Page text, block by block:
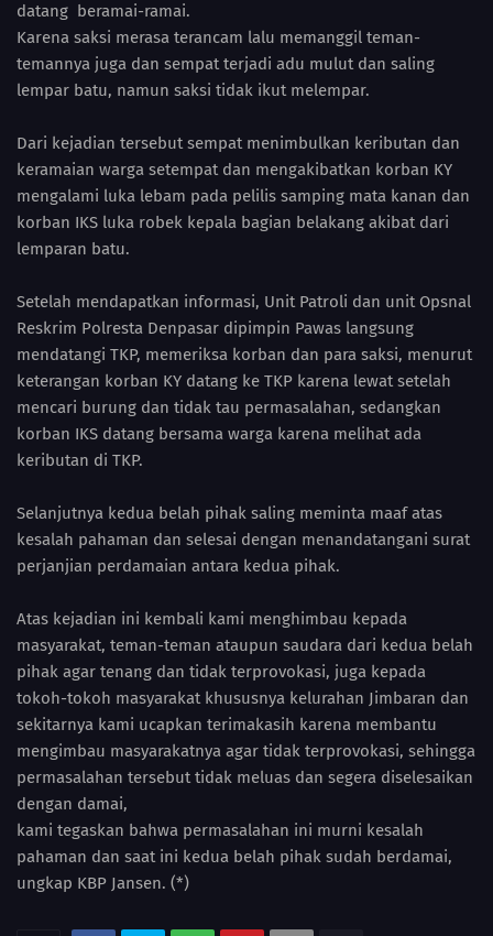
datang beramai-ramai.
Karena saksi merasa terancam lalu memanggil teman-
temannya juga dan sempat terjadi adu mulut dan saling
lempar batu, namun saksi tidak ikut melempar.
Dari kejadian tersebut sempat menimbulkan keributan dan
keramaian warga setempat dan mengakibatkan korban KY
mengalami luka lebam pada pelilis samping mata kanan dan
korban IKS luka robek kepala bagian belakang akibat dari
lemparan batu.
Setelah mendapatkan informasi, Unit Patroli dan unit Opsnal
Reskrim Polresta Denpasar dipimpin Pawas langsung
mendatangi TKP, memeriksa korban dan para saksi, menurut
keterangan korban KY datang ke TKP karena lewat setelah
mencari burung dan tidak tau permasalahan, sedangkan
korban IKS datang bersama warga karena melihat ada
keributan di TKP.
Selanjutnya kedua belah pihak saling meminta maaf atas
kesalah pahaman dan selesai dengan menandatangani surat
perjanjian perdamaian antara kedua pihak.
Atas kejadian ini kembali kami menghimbau kepada
masyarakat, teman-teman ataupun saudara dari kedua belah
pihak agar tenang dan tidak terprovokasi, juga kepada
tokoh-tokoh masyarakat khususnya kelurahan Jimbaran dan
sekitarnya kami ucapkan terimakasih karena membantu
mengimbau masyarakatnya agar tidak terprovokasi, sehingga
permasalahan tersebut tidak meluas dan segera diselesaikan
dengan damai,
kami tegaskan bahwa permasalahan ini murni kesalah
pahaman dan saat ini kedua belah pihak sudah berdamai,
ungkap KBP Jansen. (*)